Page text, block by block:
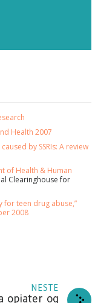
Health 2007
by SSRIs: A review
of Health & Human
Clearinghouse for
for teen drug abuse,”
2008
NESTE
opiater og